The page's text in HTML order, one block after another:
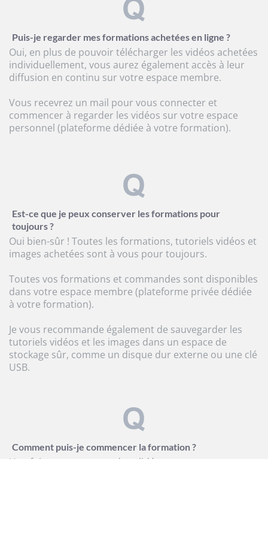
Puis-je regarder mes formations achetées en ligne ?
Oui, en plus de pouvoir télécharger les vidéos achetées
individuellement, vous aurez également accès à leur
diffusion en continu sur votre espace membre.
Vous recevrez un mail pour vous connecter et
commencer à regarder les vidéos sur votre espace
personnel (plateforme dédiée à votre formation).
Est-ce que je peux conserver les formations pour
toujours ?
Oui bien-sûr ! Toutes les formations, tutoriels vidéos et
images achetées sont à vous pour toujours.
Toutes vos formations et commandes sont disponibles
dans votre espace membre (plateforme privée dédiée
à votre formation).
Je vous recommande également de sauvegarder les
tutoriels vidéos et les images dans un espace de
stockage sûr, comme un disque dur externe ou une clé
USB.
Comment puis-je commencer la formation ?
Une fois votre commande validée, vous recevrez